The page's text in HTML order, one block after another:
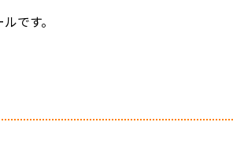
です。